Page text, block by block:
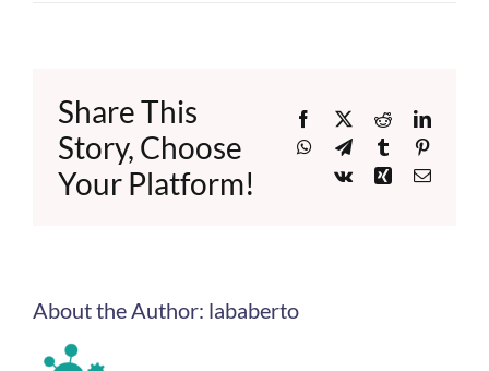
Share This
Story, Choose
Your Platform!
Facebook
X Reddit
WhatsApp
TelegramTumblr
Vk
XingEmail
About the Author: lababerto